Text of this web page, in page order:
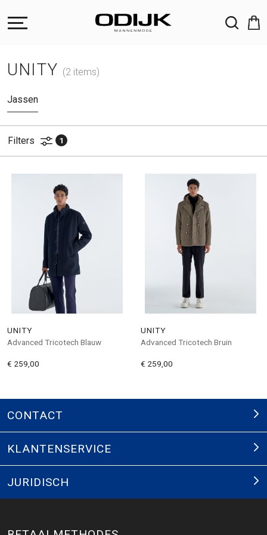
UNITY (2 items)
Jassen
Filters 1
UNITY
Advanced Tricotech Blauw
€ 259,00
UNITY
Advanced Tricotech Bruin
€ 259,00
CONTACT
KLANTENSERVICE
JURIDISCH